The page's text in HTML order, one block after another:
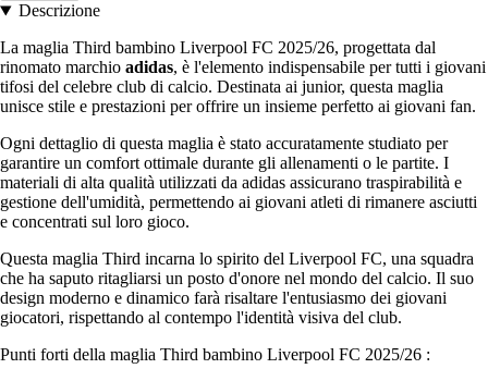
Descrizione
La maglia Third bambino Liverpool FC 2025/26, progettata dal
rinomato marchio adidas, è l'elemento indispensabile per tutti i giovani
tifosi del celebre club di calcio. Destinata ai junior, questa maglia
unisce stile e prestazioni per offrire un insieme perfetto ai giovani fan.
Ogni dettaglio di questa maglia è stato accuratamente studiato per
garantire un comfort ottimale durante gli allenamenti o le partite. I
materiali di alta qualità utilizzati da adidas assicurano traspirabilità e
gestione dell'umidità, permettendo ai giovani atleti di rimanere asciutti
e concentrati sul loro gioco.
Questa maglia Third incarna lo spirito del Liverpool FC, una squadra
che ha saputo ritagliarsi un posto d'onore nel mondo del calcio. Il suo
design moderno e dinamico farà risaltare l'entusiasmo dei giovani
giocatori, rispettando al contempo l'identità visiva del club.
Punti forti della maglia Third bambino Liverpool FC 2025/26 :